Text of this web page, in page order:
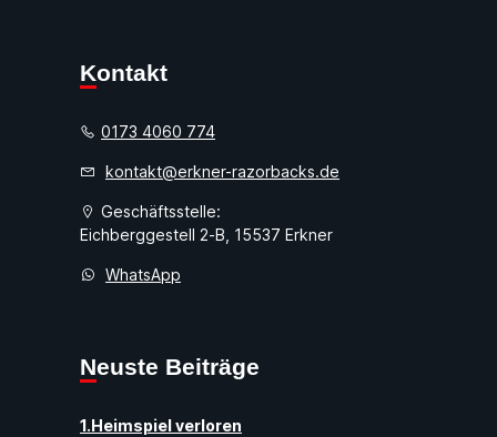
Kontakt
0173 4060 774
kontakt@erkner-razorbacks.de
Geschäftsstelle:
Eichberggestell 2-B, 15537 Erkner
WhatsApp
Neuste Beiträge
1.Heimspiel verloren